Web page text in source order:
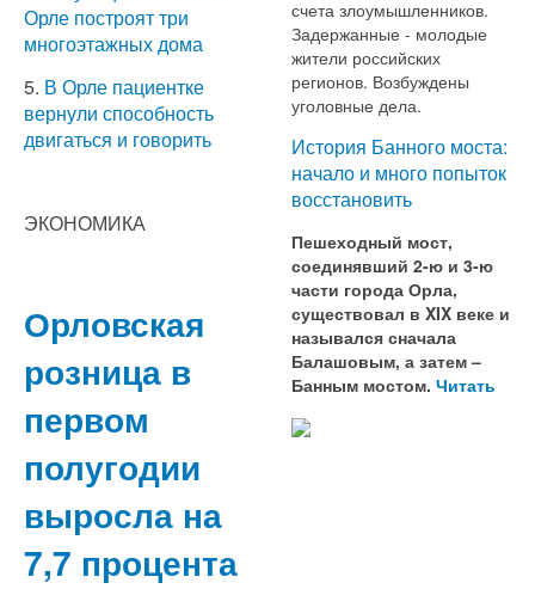
Орле построят три
многоэтажных дома
5. В Орле пациентке
вернули способность
двигаться и говорить
ЭКОНОМИКА
Орловская
розница в
первом
полугодии
выросла на
7,7 процента
счета злоумышленников.
Задержанные - молодые
жители российских
регионов. Возбуждены
уголовные дела.
История Банного моста:
начало и много попыток
восстановить
Пешеходный мост,
соединявший 2-ю и 3-ю
части города Орла,
существовал в XIX веке и
назывался сначала
Балашовым, а затем –
Банным мостом. Читать